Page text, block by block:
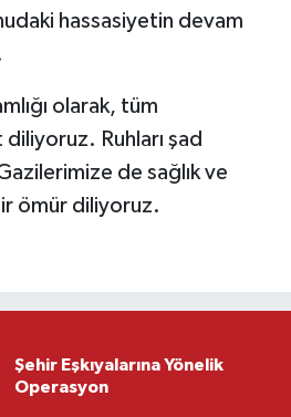
hassasiyetin devam
olarak, tüm
Ruhları şad
de sağlık ve
ömür diliyoruz.
Şehir Eşkıyalarına Yönelik
Operasyon